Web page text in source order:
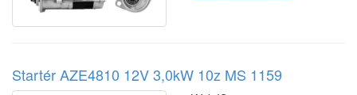
Startér AZE4810 12V 3,0kW 10z MS 1159